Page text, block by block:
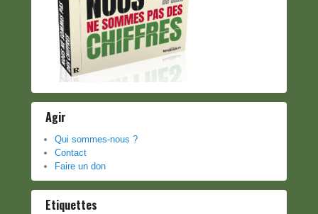
Agir
Qui sommes-nous ?
Contact
Faire un don
Etiquettes